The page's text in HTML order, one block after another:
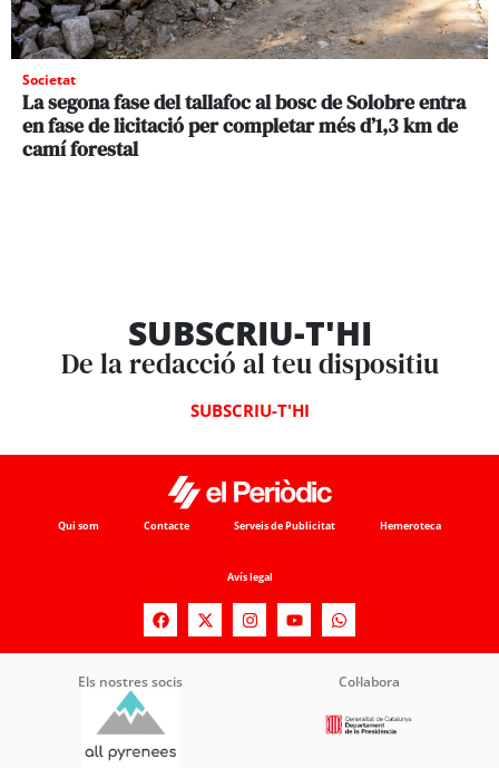
Societat
La segona fase del tallafoc al bosc de Solobre entra
en fase de licitació per completar més d’1,3 km de
camí forestal
SUBSCRIU-T'HI
De la redacció al teu dispositiu
SUBSCRIU-T'HI
Qui som Contacte Serveis de Publicitat Hemeroteca
Avís legal
Els nostres socis Col·labora